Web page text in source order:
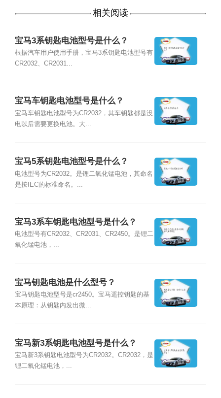
相关阅读
宝马3系钥匙电池型号是什么？
根据汽车用户使用手册，宝马3系钥匙电池型号有
CR2032、CR2031...
宝马车钥匙电池型号是什么？
宝马车钥匙电池型号为CR2032，其车钥匙都是没
电以后需要更换电池。大...
宝马5系钥匙电池型号是什么？
电池型号为CR2032。是锂二氧化锰电池，其命名
是按IEC的标准命名。...
宝马3系车钥匙电池型号是什么？
电池型号有CR2032、CR2031、CR2450。是锂二
氧化锰电池，...
宝马钥匙电池是什么型号？
宝马钥匙电池型号是cr2450。宝马遥控钥匙的基
本原理：从钥匙内发出微...
宝马新3系钥匙电池型号是什么？
宝马新3系钥匙电池型号为CR2032。CR2032，是
锂二氧化锰电池，...